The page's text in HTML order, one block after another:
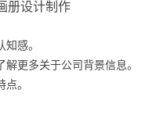
感。
更多关于公司背景信息。
。